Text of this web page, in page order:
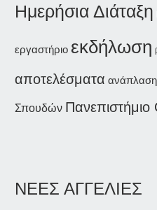
Ημερήσια Διάταξη
εργαστήριο εκδήλωση
αποτελέσματα ανάπλαση
Σπουδών Πανεπιστήμιο
ΝΕΕΣ ΑΓΓΕΛΙΕΣ